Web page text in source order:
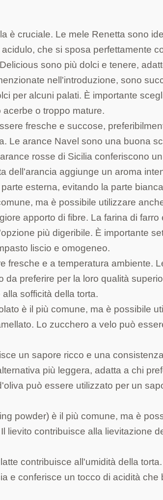
è cruciale. Le mele Renetta sono
che si sposa perfettamente
sono più dolci e tenere,
nell'introduzione, sono
per alcuni palati. È importante
o troppo mature.
fresche e succose,
Le arance Navel sono una buona
rosse di Sicilia conferiscono
dell'arancia aggiunge un aroma
esterna, evitando la parte
ma è possibile utilizzare
apporto di fibre. La farina di farro
più digeribile. È importante
liscio e omogeneo.
fresche e a temperatura ambiente.
da preferire per la loro qualità
sofficità della torta.
è il più comune, ma è possibile
Lo zucchero a velo può
un sapore ricco e una
più leggera, adatta a chi
può essere utilizzato per un
powder) è il più comune, ma è
lievito contribuisce alla lievitazione
contribuisce all'umidità della
e conferisce un tocco di acidità che